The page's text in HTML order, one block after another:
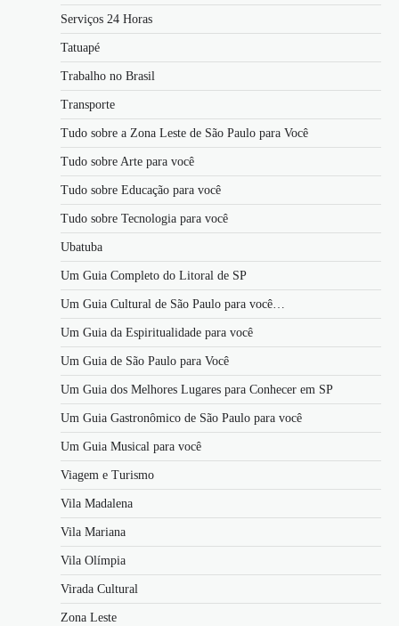
Serviços 24 Horas
Tatuapé
Trabalho no Brasil
Transporte
Tudo sobre a Zona Leste de São Paulo para Você
Tudo sobre Arte para você
Tudo sobre Educação para você
Tudo sobre Tecnologia para você
Ubatuba
Um Guia Completo do Litoral de SP
Um Guia Cultural de São Paulo para você…
Um Guia da Espiritualidade para você
Um Guia de São Paulo para Você
Um Guia dos Melhores Lugares para Conhecer em SP
Um Guia Gastronômico de São Paulo para você
Um Guia Musical para você
Viagem e Turismo
Vila Madalena
Vila Mariana
Vila Olímpia
Virada Cultural
Zona Leste